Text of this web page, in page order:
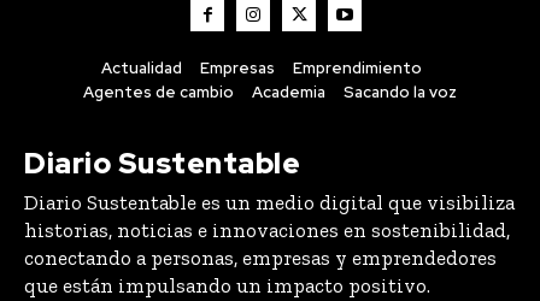
Actualidad Empresas
Emprendimiento
Agentes de cambio
Academia Sacando la voz
Diario Sustentable
Diario Sustentable es un medio digital que visibiliza
historias, noticias e innovaciones en sostenibilidad,
conectando a personas, empresas y emprendedores
que están impulsando un impacto positivo.